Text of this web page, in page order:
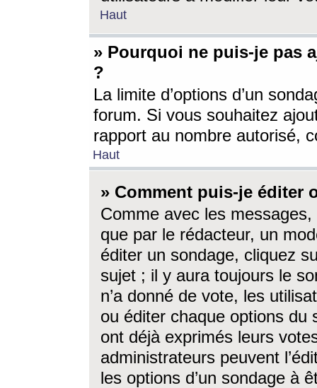
Haut
» Pourquoi ne puis-je pas
?
La limite d’options d’un
forum. Si vous souhaitez
rapport au nombre autorisé,
Haut
» Comment puis-je éditer
Comme avec les
que par le rédacteur, un
éditer un sondage, cliquez
sujet ; il y aura toujours le
n’a donné de vote, les
ou éditer chaque options du
ont déjà exprimés leurs
administrateurs peuvent
les options d’un sondage à